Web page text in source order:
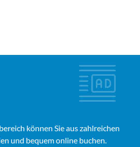
können Sie aus zahlreichen
und bequem online buchen.